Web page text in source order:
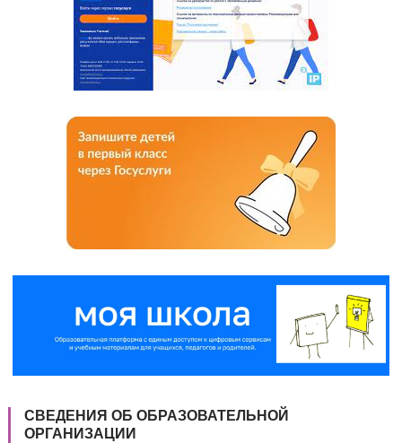
СВЕДЕНИЯ ОБ ОБРАЗОВАТЕЛЬНОЙ
ОРГАНИЗАЦИИ